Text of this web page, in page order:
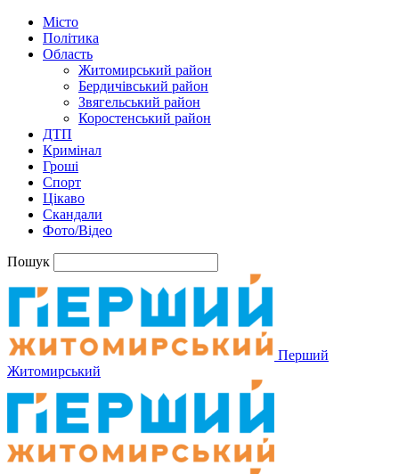
Місто
Політика
Область
Житомирський район
Бердичівський район
Звягельський район
Коростенський район
ДТП
Кримінал
Гроші
Спорт
Цікаво
Скандали
Фото/Відео
Пошук
Перший
Житомирський